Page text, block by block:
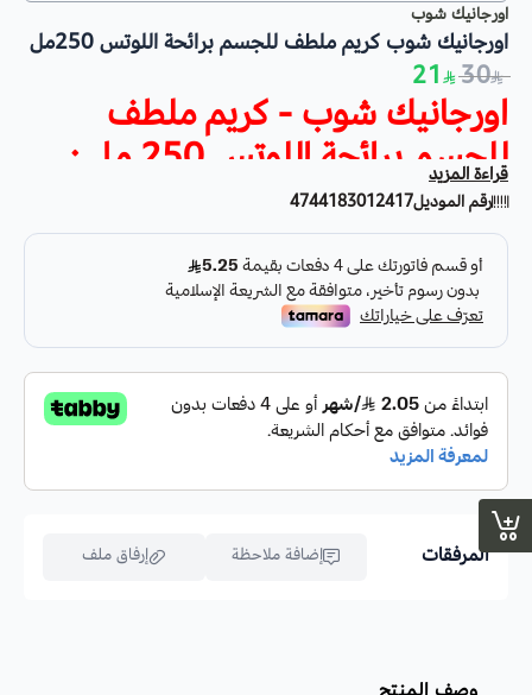
اورجانيك شوب
اورجانيك شوب كريم ملطف للجسم برائحة اللوتس 250مل
30
21
اورجانيك شوب - كريم ملطف
للجسم برائحة اللوتس 250 مل :
مميزات كريم ملطف للجسم برائحة اللوتس :
- يتكون هذا الكريم الغني من مستخلص اللوتس العضوي .
- وتكون من خمسة زيوت عضوية من الجوجوبا وزهرة الربيع والقطيفة واللوز
الحلو وزبدة الشيا .
- هذا الكريم يستخدم لتجديد البشرة وتجديد شبابها وجعلها ناعمة وطرية .
طريقة الاستخدام :
افركي كمية صغيرة على بشرة جافة ونظيفة بحركة تدليك خفيفة.
قراءة المزيد
رقم الموديل4744183012417
المرفقات إضافة ملاحظة إرفاق ملف